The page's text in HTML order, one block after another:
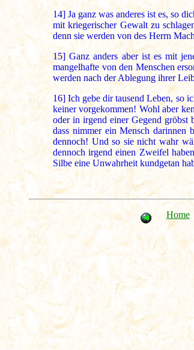
14] Ja ganz was anderes ist es, so
mit kriegerischer Gewalt zu
denn sie werden von des Herrn
15] Ganz anders aber ist es mit
mangelhafte von den Menschen
werden nach der Ablegung ihrer
16]Ich gebe dir tausend Leben, so
keiner vorgekommen! Wohl aber
oder in irgend einer Gegend gröbst
dass nimmer ein Mensch darinnen
dennoch! Und so sie nicht wahr
dennoch irgend einen Zweifel
Silbe eine Unwahrheit kundgetan
Home